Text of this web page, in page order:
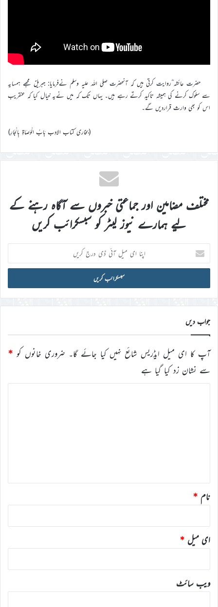
حضرت عائشہ ؓروایت کرتی ہیں کہ آنحضرت صلی اللہ علیہ وسلم نےفرمایا: جبریلؑ مجھے ہمسایہ
سے سلوک کرنے کی ہمیشہ تاکید کرتے رہے ہیں۔ یہاں تک کہ میں نےیہ خیال کیا کہ عنقریب
اس کو بھی وارث قراردیں گے۔
(بخاری کتاب الادب بَابُ الْوَصَاةِ بِالْجَارِ)
مختلف مضامین اور جماعتی خبروں سے آگاہ رہنے کے
لیے ہمارے نیوز لیٹر کو سبسکرائب کریں
اپنا
ای
میل
ڈی
درج
کریں
جواب دیں
آپ کا ای میل ایڈریس شائع نہیں کیا جائے گا۔ ضروری خانوں کو *
سے نشان زد کیا گیا ہے
نام *
ای میل *
ویب‌ سائٹ